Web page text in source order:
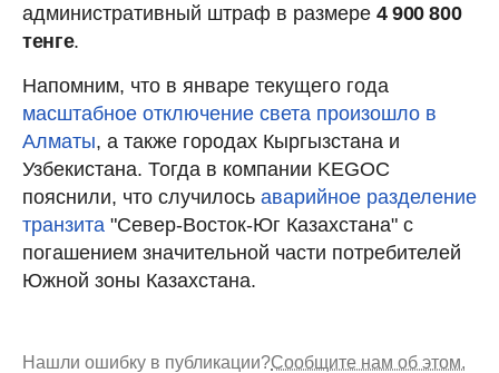
административный штраф в размере 4 900 800
тенге.
Напомним, что в январе текущего года
масштабное отключение света произошло в
Алматы, а также городах Кыргызстана и
Узбекистана. Тогда в компании KEGOC
пояснили, что случилось аварийное разделение
транзита "Север-Восток-Юг Казахстана" с
погашением значительной части потребителей
Южной зоны Казахстана.
Нашли ошибку в публикации?Сообщите нам об этом.